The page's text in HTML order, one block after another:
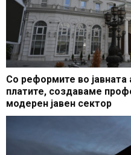
Со реформите во јавната
платите, создаваме
модерен јавен сектор